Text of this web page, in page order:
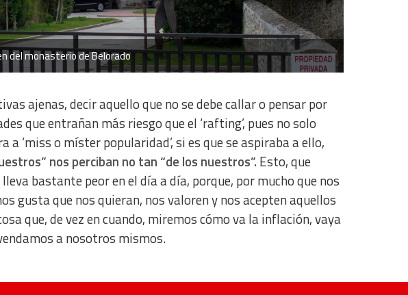
del monasterio de Belorado
ajenas, decir aquello que no se debe callar o pensar por
que entrañan más riesgo que el ‘rafting’, pues no solo
‘miss o míster popularidad’, si es que se aspiraba a ello,
nos perciban no tan “de los nuestros”. Esto, que
bastante peor en el día a día, porque, por mucho que nos
gusta que nos quieran, nos valoren y nos acepten aquellos
que, de vez en cuando, miremos cómo va la inflación, vaya
a nosotros mismos.